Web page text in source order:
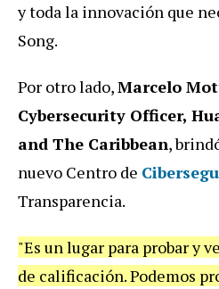
y toda la innovación que
Song.
Por otro lado,Marcelo
Cybersecurity Officer,
and The Caribbean,
nuevo Centro de
Transparencia.
"Es un lugar para probar y
de calificación. Podemos